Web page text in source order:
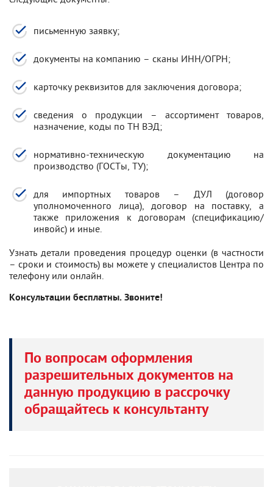
письменную заявку;
документы на компанию – сканы ИНН/ОГРН;
карточку реквизитов для заключения договора;
сведения о продукции – ассортимент товаров,
назначение, коды по ТН ВЭД;
нормативно-техническую документацию на
производство (ГОСТы, ТУ);
для импортных товаров – ДУЛ (договор
уполномоченного лица), договор на поставку, а
также приложения к договорам (спецификацию/
инвойс) и иные.
Узнать детали проведения процедур оценки (в частности
– сроки и стоимость) вы можете у специалистов Центра по
телефону или онлайн.
Консультации бесплатны. Звоните!
По вопросам оформления
разрешительных документов на
данную продукцию в рассрочку
обращайтесь к консультанту